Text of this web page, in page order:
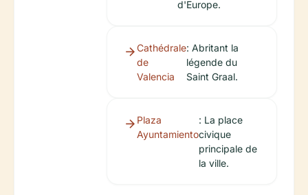
d'Europe.
Cathédrale
de
Valencia
: Abritant la
légende du
Saint Graal.
Plaza
Ayuntamiento
: La place
civique
principale de
la ville.